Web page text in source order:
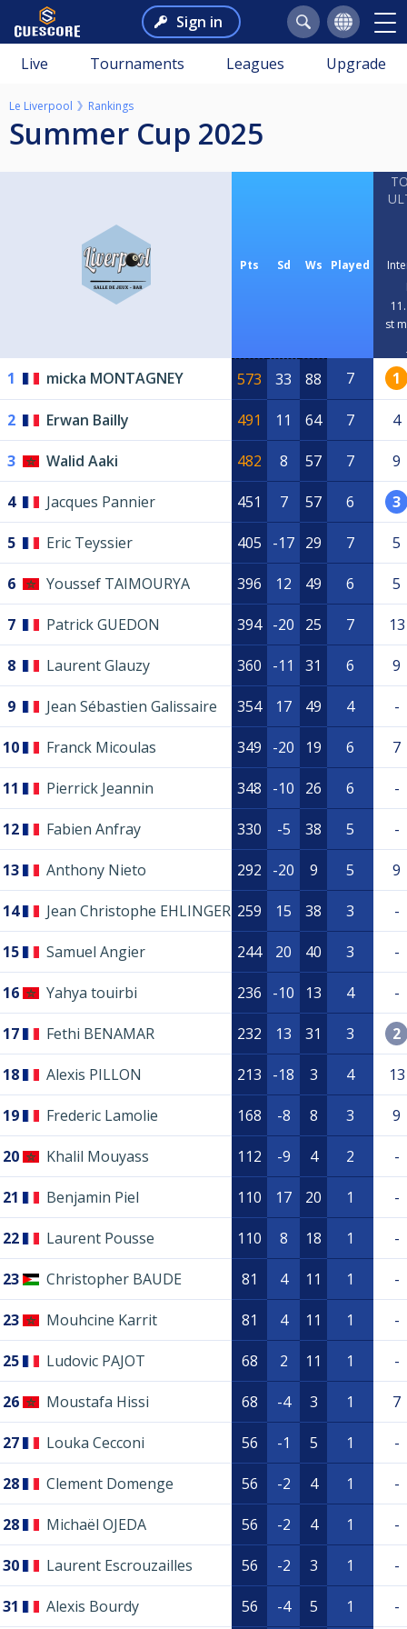
Sign in
Live Tournaments Leagues Upgrade
Le Liverpool Rankings
Summer Cup 2025
Pts Sd Ws Played
st
1 micka MONTAGNEY 573 33 88 7 1
2 Erwan Bailly 491 11 64 7 4
3 Walid Aaki 482 8 57 7 9
4 Jacques Pannier 451 7 57 6 3
5 Eric Teyssier 405 -17 29 7 5
6 Youssef TAIMOURYA 396 12 49 6 5
7 Patrick GUEDON 394 -20 25 7 13
8 Laurent Glauzy 360 -11 31 6 9
9 Jean Sébastien Galissaire 354 17 49 4 -
10 Franck Micoulas 349 -20 19 6 7
11 Pierrick Jeannin 348 -10 26 6 -
12 Fabien Anfray 330 -5 38 5 -
13 Anthony Nieto 292 -20 9 5 9
14 Jean Christophe EHLINGER 259 15 38 3 -
15 Samuel Angier 244 20 40 3 -
16 Yahya touirbi 236 -10 13 4 -
17 Fethi BENAMAR 232 13 31 3 2
18 Alexis PILLON 213 -18 3 4 13
19 Frederic Lamolie 168 -8 8 3 9
20 Khalil Mouyass 112 -9 4 2 -
21 Benjamin Piel 110 17 20 1 -
22 Laurent Pousse 110 8 18 1 -
23 Christopher BAUDE 81 4 11 1 -
23 Mouhcine Karrit 81 4 11 1 -
25 Ludovic PAJOT 68 2 11 1 -
26 Moustafa Hissi 68 -4 3 1 7
27 Louka Cecconi 56 -1 5 1 -
28 Clement Domenge 56 -2 4 1 -
28 Michaël OJEDA 56 -2 4 1 -
30 Laurent Escrouzailles 56 -2 3 1 -
31 Alexis Bourdy 56 -4 5 1 -